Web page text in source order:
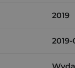
2019
2019-